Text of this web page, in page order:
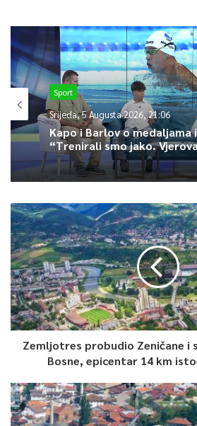
– Dok god postoji šansa, nastavit ćemo
Među spašenima je bio i pas, prema
imenu Giselle, izvučena je iz ruševina u
nakon petosatne operacije.
Video prikazuje psa kako leži u naručju
uzbuđeno mu liže lice. Izvještaji o
Vlada Venecuele saopštila je da broj
zemljotresa magnitude 7,2 i 7,5
se dogodili prošle srijede trenutno
0
Article Rating
Sport
Srijeda, 5 Augusta 2026, 21:06
Kapo i Barlov o medaljama
“Trenirali smo jako.
Zemljotres probudio Zeničane i
Bosne, epicentar 14 km